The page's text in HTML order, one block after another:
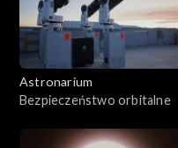
Astronarium
Bezpieczeństwo orbitalne